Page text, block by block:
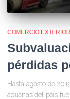
COMERCIO EXTERIOR
pérdidas
Hasta agosto de
aduanas del país